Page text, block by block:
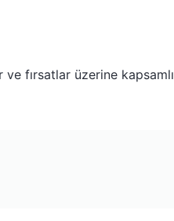
ve fırsatlar üzerine kapsamlı